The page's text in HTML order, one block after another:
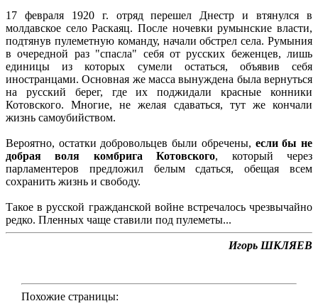
17 февраля 1920 г. отряд перешел Днестр и втянулся в
молдавское село Раскаяц. После ночевки румынские власти,
подтянув пулеметную команду, начали обстрел села. Румыния
в очередной раз "спасла" себя от русских беженцев, лишь
единицы из которых сумели остаться, объявив себя
иностранцами. Основная же масса вынуждена была вернуться
на русский берег, где их поджидали красные конники
Котовского. Многие, не желая сдаваться, тут же кончали
жизнь самоубийством.
Вероятно, остатки добровольцев были обречены, если бы не
добрая воля комбрига Котовского, который через
парламентеров предложил белым сдаться, обещая всем
сохранить жизнь и свободу.
Такое в русской гражданской войне встречалось чрезвычайно
редко. Пленных чаще ставили под пулеметы...
Игорь ШКЛЯЕВ
Похожие страницы: